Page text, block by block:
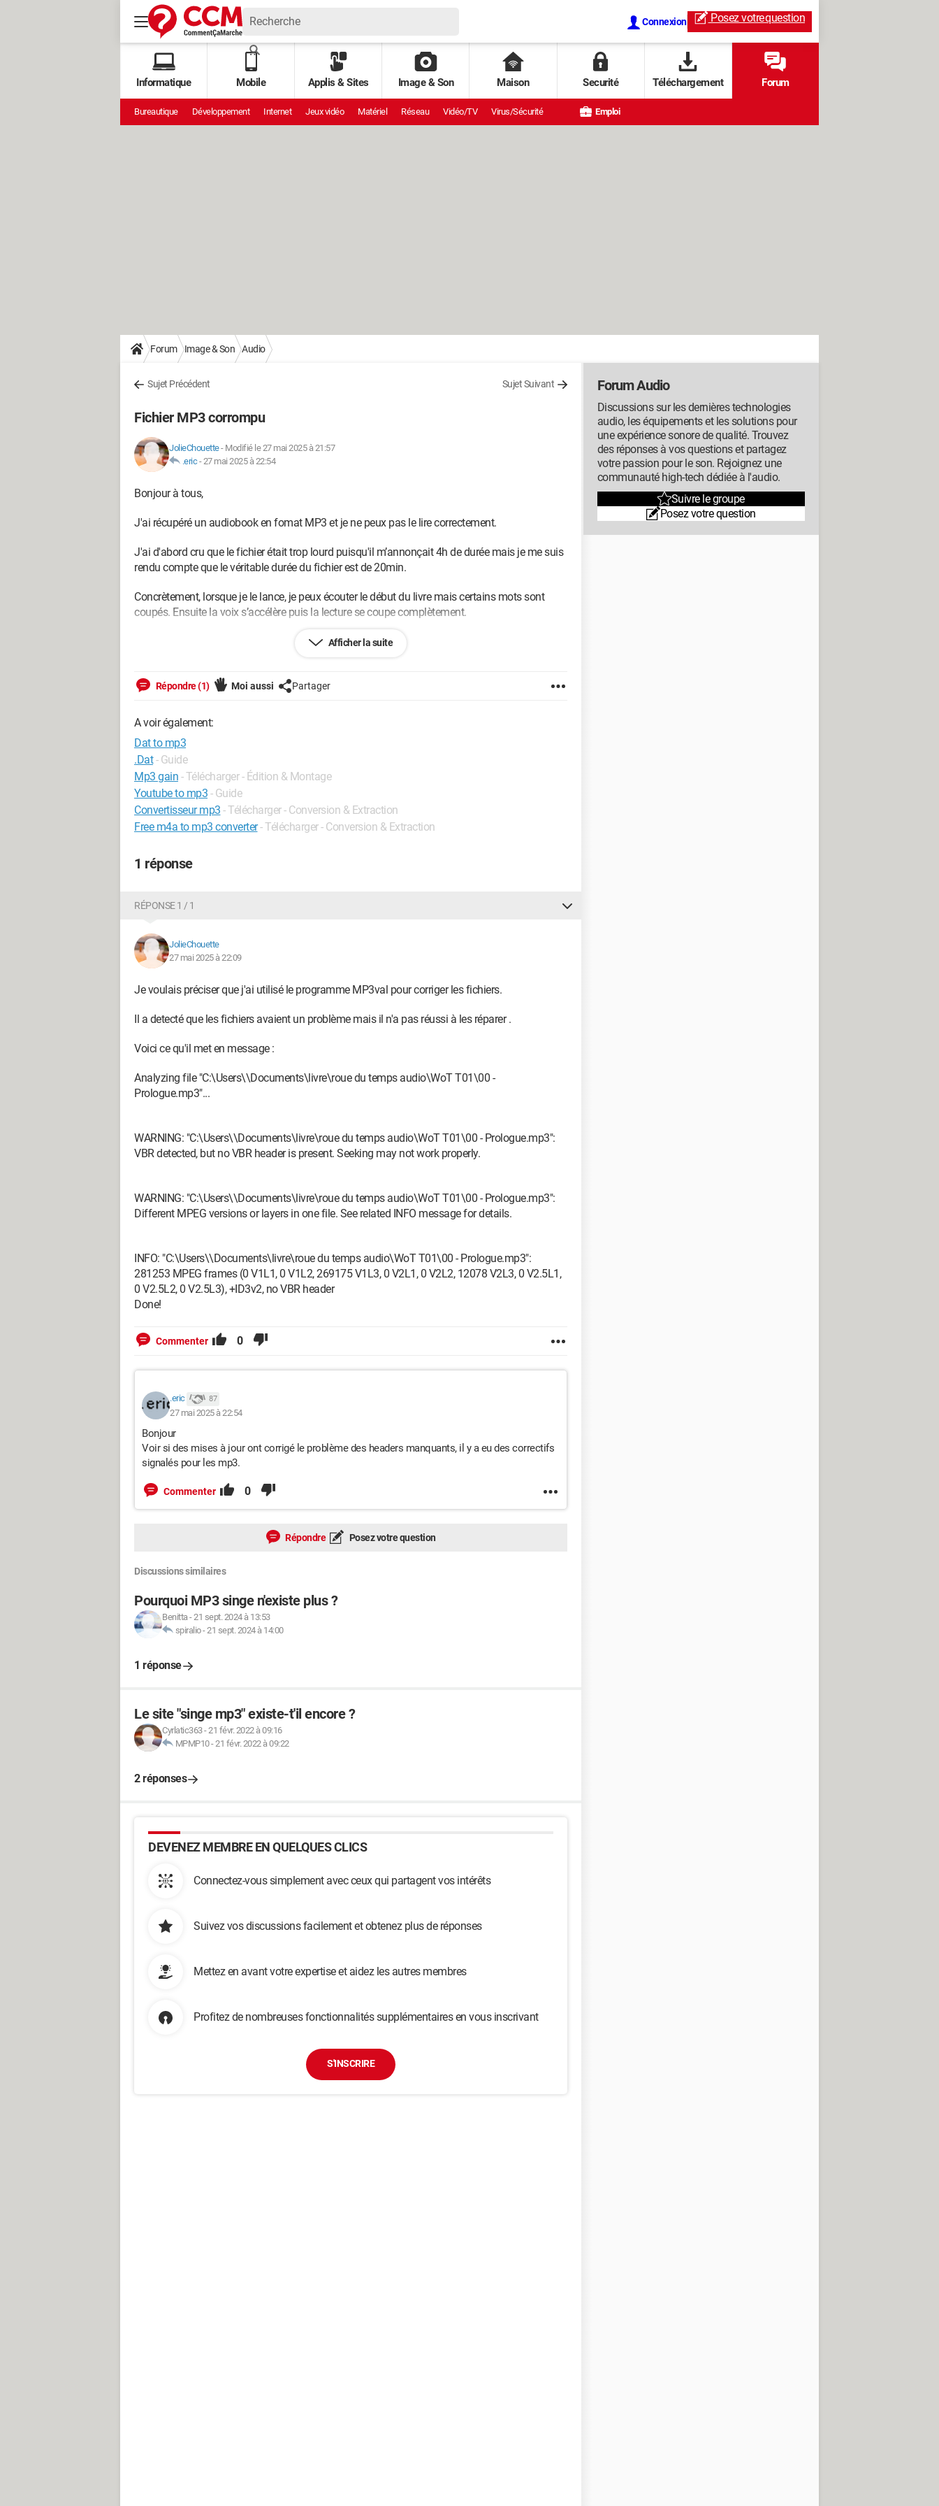
Connexion Posez votrequestion
Informatique Mobile Applis & Sites Image & Son Maison Securité Téléchargement Forum
Bureautique Développement Internet Jeux vidéo Matériel Réseau Vidéo/TV Virus/Sécurité Emploi
Forum Image & Son Audio
Sujet Précédent Sujet Suivant
Fichier MP3 corrompu
JolieChouette- Modifié le 27 mai 2025 à 21:57
.eric-27 mai 2025 à 22:54
Bonjour à tous,
J'ai récupéré un audiobook en fomat MP3 et je ne peux pas le lire correctement.
J'ai d'abord cru que le fichier était trop lourd puisqu'il m’annonçait 4h de durée mais je me suis
rendu compte que le véritable durée du fichier est de 20min.
Concrètement, lorsque je le lance, je peux écouter le début du livre mais certains mots sont
coupés. Ensuite la voix s’accélère puis la lecture se coupe complètement.
J'ai essayé plusieurs lecteurs, plusieurs appareils même problème. Je voulais savoir si je
Merci d'avance
PS : désolé si je ne suis pas dans la bonne section du forum
Afficher la suite
Répondre (1) Moi aussi Partager
A voir également:
Dat to mp3
.Dat - Guide
Mp3 gain - Télécharger - Édition & Montage
Youtube to mp3 - Guide
Convertisseur mp3 - Télécharger - Conversion & Extraction
Free m4a to mp3 converter- Télécharger - Conversion & Extraction
1 réponse
RÉPONSE 1 / 1
JolieChouette
27 mai 2025 à 22:09
Je voulais préciser que j'ai utilisé le programme MP3val pour corriger les fichiers.
Il a detecté que les fichiers avaient un problème mais il n'a pas réussi à les réparer .
Voici ce qu'il met en message :
Analyzing file "C:\Users\\Documents\livre\roue du temps audio\WoT T01\00 -
Prologue.mp3"...
WARNING: "C:\Users\\Documents\livre\roue du temps audio\WoT T01\00 - Prologue.mp3":
VBR detected, but no VBR header is present. Seeking may not work properly.
WARNING: "C:\Users\\Documents\livre\roue du temps audio\WoT T01\00 - Prologue.mp3":
Different MPEG versions or layers in one file. See related INFO message for details.
INFO: "C:\Users\\Documents\livre\roue du temps audio\WoT T01\00 - Prologue.mp3":
281253 MPEG frames (0 V1L1, 0 V1L2, 269175 V1L3, 0 V2L1, 0 V2L2, 12078 V2L3, 0 V2.5L1,
0 V2.5L2, 0 V2.5L3), +ID3v2, no VBR header
Done!
Commenter 0
.eric 87
27 mai 2025 à 22:54
Bonjour
Voir si des mises à jour ont corrigé le problème des headers manquants, il y a eu des correctifs
signalés pour les mp3.
Commenter 0
Répondre Posez votre question
Discussions similaires
Pourquoi MP3 singe n'existe plus ?
Benitta-21 sept. 2024 à 13:53
spiralio-21 sept. 2024 à 14:00
1 réponse
Le site "singe mp3" existe-t'il encore ?
Cyrlatic363-21 févr. 2022 à 09:16
MPMP10-21 févr. 2022 à 09:22
2 réponses
DEVENEZ MEMBRE EN QUELQUES CLICS
Connectez-vous simplement avec ceux qui partagent vos intérêts
Suivez vos discussions facilement et obtenez plus de réponses
Mettez en avant votre expertise et aidez les autres membres
Profitez de nombreuses fonctionnalités supplémentaires en vous inscrivant
S'INSCRIRE
Forum Audio
Discussions sur les dernières technologies
audio, les équipements et les solutions pour
une expérience sonore de qualité. Trouvez
des réponses à vos questions et partagez
votre passion pour le son. Rejoignez une
communauté high-tech dédiée à l'audio.
Suivre le groupe
Posez votre question